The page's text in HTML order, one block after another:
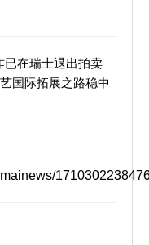
已在瑞士退出拍卖
国际拓展之路稳中